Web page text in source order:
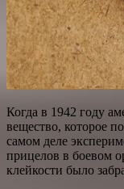
Когда в 1942 году
вещество, которое
самом деле
прицелов в боевом
клейкости было